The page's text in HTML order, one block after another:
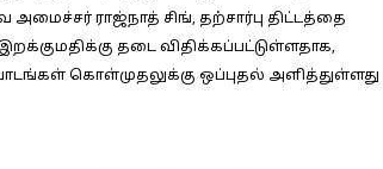
அமைச்சர் ராஜ்நாத் சிங், தற்சார்பு திட்டத்தை
தடை விதிக்கப்பட்டுள்ளதாக,
கொள்முதலுக்கு ஒப்புதல் அளித்துள்ளது